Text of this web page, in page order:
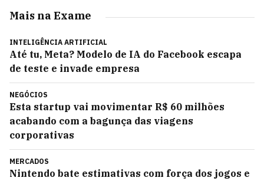
Mais na Exame
INTELIGÊNCIA ARTIFICIAL
Até tu, Meta? Modelo de IA do Facebook escapa
de teste e invade empresa
NEGÓCIOS
Esta startup vai movimentar R$ 60 milhões
acabando com a bagunça das viagens
corporativas
MERCADOS
Nintendo bate estimativas com força dos jogos e